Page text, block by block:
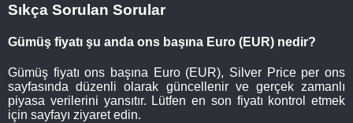
Sıkça Sorulan Sorular
Gümüş fiyatı şu anda ons başına Euro (EUR) nedir?
Gümüş fiyatı ons başına Euro (EUR), Silver Price per ons
sayfasında düzenli olarak güncellenir ve gerçek zamanlı
piyasa verilerini yansıtır. Lütfen en son fiyatı kontrol etmek
için sayfayı ziyaret edin.